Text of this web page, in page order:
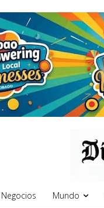
Negocios Mundo